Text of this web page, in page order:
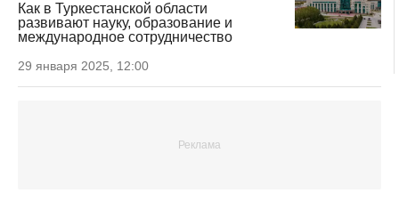
Как в Туркестанской области
развивают науку, образование и
международное сотрудничество
29 января 2025, 12:00